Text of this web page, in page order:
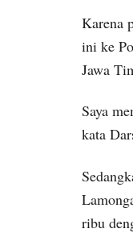
Karena
ini ke
Jawa
Saya
kata
ribu